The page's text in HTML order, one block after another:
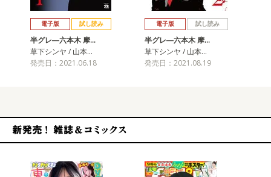
電子版 試し読み
半グレ―六本木 摩…
草下シンヤ / 山本…
発売日：2021.06.18
電子版 試し読み
半グレ―六本木 摩…
草下シンヤ / 山本…
発売日：2021.08.19